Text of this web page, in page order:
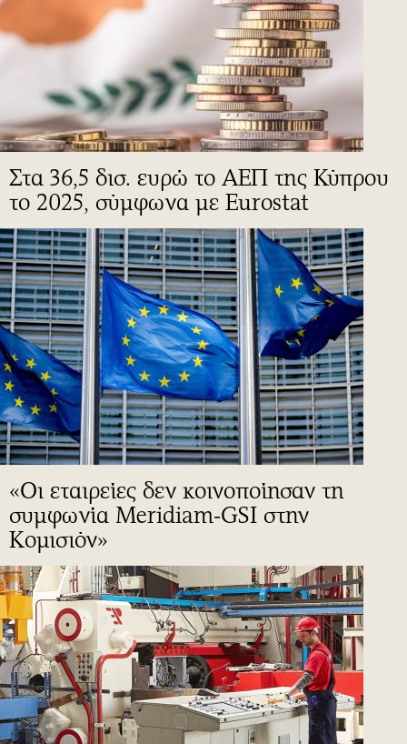
Στα 36,5 δισ. ευρώ το ΑΕΠ της Κύπρου
το 2025, σύμφωνα με Eurostat
«Οι εταιρείες δεν κοινοποίησαν τη
συμφωνία Meridiam-GSI στην
Κομισιόν»